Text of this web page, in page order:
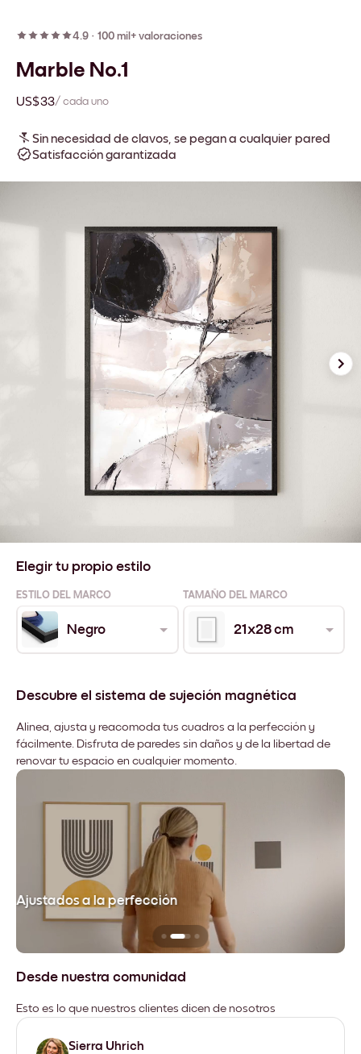
4.9 · 100 mil+ valoraciones
Marble No.1
US$33/ cada uno
Sin necesidad de clavos, se pegan a cualquier pared
Satisfacción garantizada
Elegir tu propio estilo
ESTILO DEL MARCO TAMAÑO DEL MARCO
Negro 21x28 cm
Descubre el sistema de sujeción magnética
Alinea, ajusta y reacomoda tus cuadros a la perfección y
fácilmente. Disfruta de paredes sin daños y de la libertad de
renovar tu espacio en cualquier momento.
Ajustados a la perfección
Desde nuestra comunidad
Esto es lo que nuestros clientes dicen de nosotros
Sierra Uhrich